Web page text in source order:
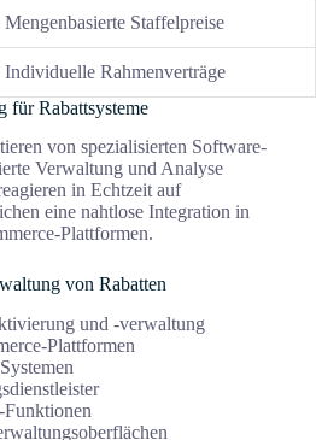
Mengenbasierte Staffelpreise
Individuelle Rahmenverträge
für Rabattsysteme
von spezialisierten Software-
Verwaltung und Analyse
in Echtzeit auf
eine nahtlose Integration in
Plattformen.
von Rabatten
und -verwaltung
Plattformen
Funktionen